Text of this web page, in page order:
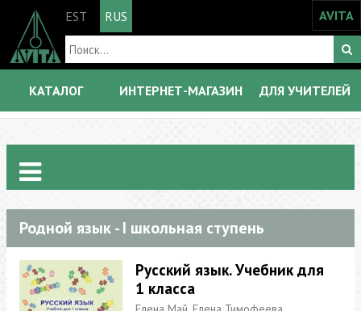
EST RUS AVITA
КАТАЛОГ ИНТЕРНЕТ-МАГАЗИН ДЛЯ УЧИТЕЛЕЙ
Родной язык - I школьная ступень
Русский язык. Учебник для
1 класса